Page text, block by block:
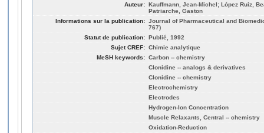
Auteur: Kauffmann, Jean-Michel; López Ruiz,
Patriarche, Gaston
Informations sur la publication: Journal of Pharmaceutical and
767)
Statut de publication: Publié, 1992
Sujet CREF: Chimie analytique
MeSH keywords: Carbon -- chemistry
Clonidine -- analogs & derivatives
Clonidine -- chemistry
Electrochemistry
Electrodes
Hydrogen-Ion Concentration
Muscle Relaxants, Central -- chemistry
Oxidation-Reduction